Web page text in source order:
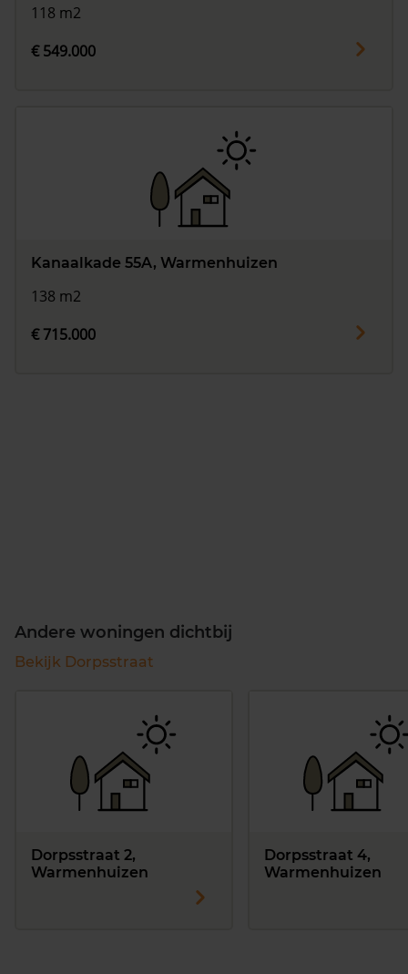
118 m2
€ 549.000
Kanaalkade 55A, Warmenhuizen
138 m2
€ 715.000
Andere woningen dichtbij
Bekijk Dorpsstraat
Dorpsstraat 2,
Warmenhuizen
Dorpsstraat 4,
Warmenhuizen